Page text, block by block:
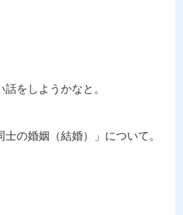
をしようかなと。
の婚姻（結婚）」について。